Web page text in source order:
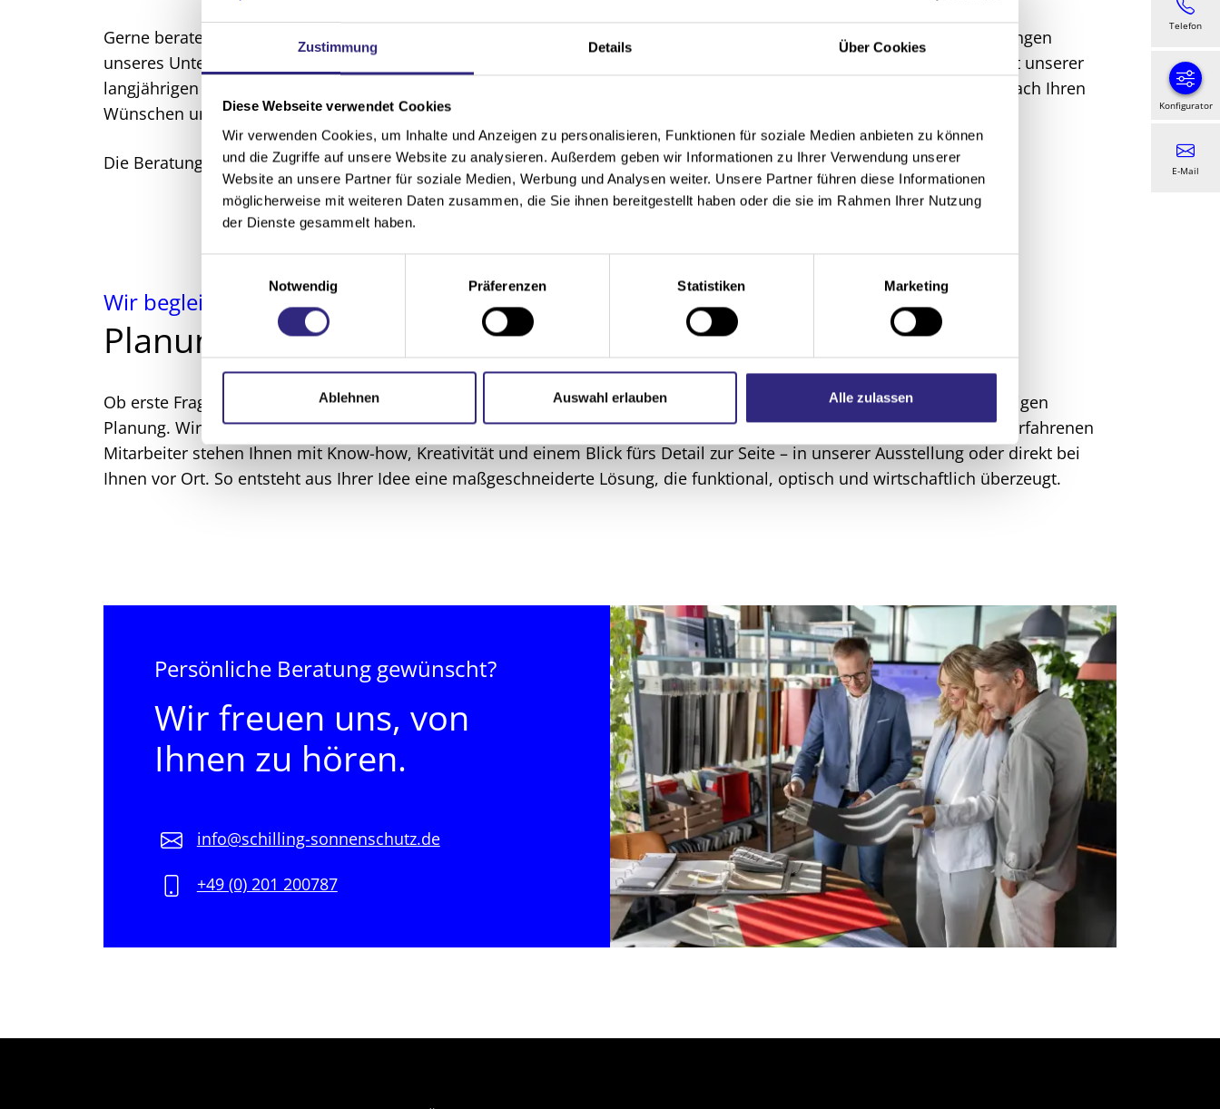
Zustimmung Details Über Cookies
Diese Webseite verwendet Cookies
Wir verwenden Cookies, um Inhalte und Anzeigen zu personalisieren, Funktionen für soziale Medien anbieten zu können
und die Zugriffe auf unsere Website zu analysieren. Außerdem geben wir Informationen zu Ihrer Verwendung unserer
Website an unsere Partner für soziale Medien, Werbung und Analysen weiter. Unsere Partner führen diese Informationen
möglicherweise mit weiteren Daten zusammen, die Sie ihnen bereitgestellt haben oder die sie im Rahmen Ihrer Nutzung
der Dienste gesammelt haben.
n
i
g
u
n
l
Notwendig Präferenzen Statistiken Marketing
Ablehnen Auswahl erlauben Alle zulassen
Gerne beraten Sie unsere Mitarbeiter in unserer Ausstellung oder bei Ihnen vor Ort zu allen Produkten und Dienstleistungen
unseres Unternehmens. Wir möchten Sie schon in der Planungsphase über Art und Design der Sonnenschutzanlage mit unserer
langjährigen Erfahrung unterstützen, um die für Sie optimalste und finanziell interessanteste Lösung zu finden – ganz nach Ihren
Wünschen und unter Berücksichtigung baulicher Vorgaben.
Die Beratung ist für Sie selbstverständlichkostenfreiund unverbindlich.
Wir begleiten Sie von der Idee bis zur fertigen Lösung.
Planung & Umsetzung – alles aus einer Hand
Ob erste Fragen oder konkrete Vorstellungen – bei uns beginnt jedes Projekt mit einer fundierten Beratung und sorgfältigen
Planung. Wir nehmen uns Zeit, hören zu und finden gemeinsam mit Ihnen die passende Sonnenschutzlösung. Unsere erfahrenen
Mitarbeiter stehen Ihnen mit Know-how, Kreativität und einem Blick fürs Detail zur Seite – in unserer Ausstellung oder direkt bei
Ihnen vor Ort. So entsteht aus Ihrer Idee eine maßgeschneiderte Lösung, die funktional, optisch und wirtschaftlich überzeugt.
Persönliche Beratung gewünscht?
Wir freuen uns, von
Ihnen zu hören.
info@schilling-sonnenschutz.de
+49 (0) 201 200787
Telefon
Konfigurator
E-Mail